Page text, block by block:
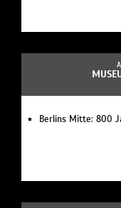
Berlins Mitte: 800